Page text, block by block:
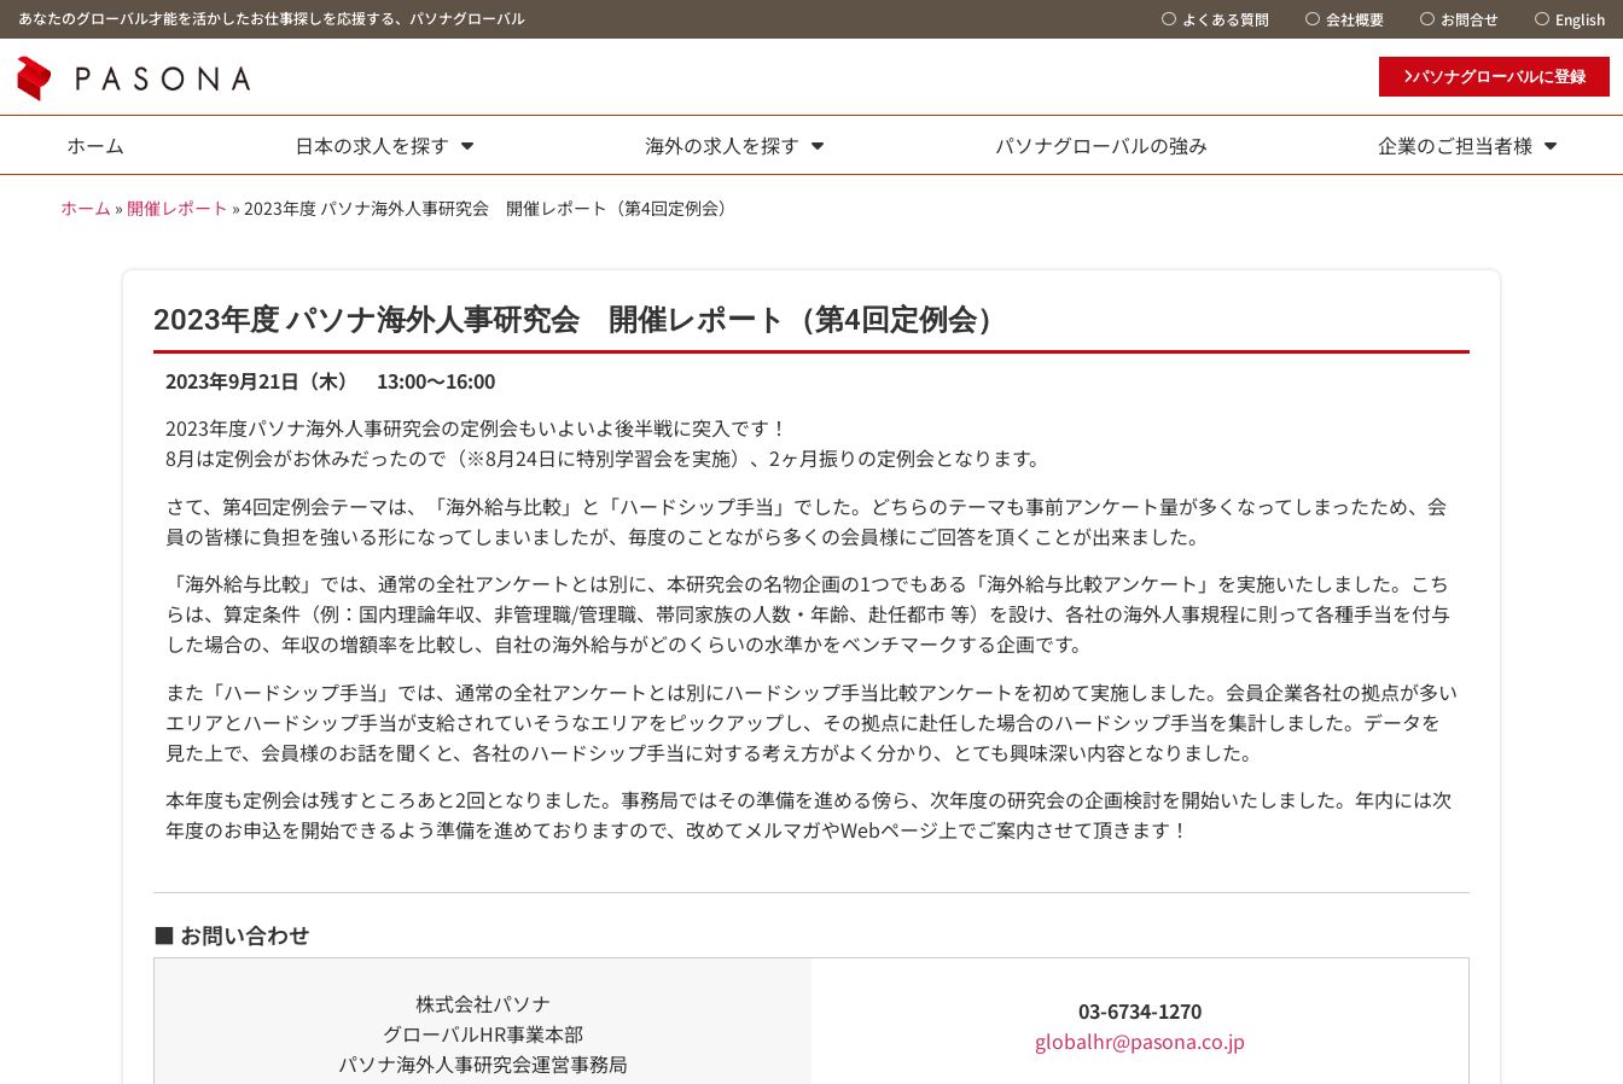
あなたのグローバル才能を活かしたお仕事探しを応援する、パソナグローバル よくある質問 会社概要 お問合せ English
パソナグローバルに登録
ホーム 日本の求人を探す 海外の求人を探す パソナグローバルの強み 企業のご担当者様
ホーム » 開催レポート » 2023年度 パソナ海外人事研究会 開催レポート（第4回定例会）
2023年度 パソナ海外人事研究会 開催レポート（第4回定例会）
2023年9月21日（木） 13:00～16:00
2023年度パソナ海外人事研究会の定例会もいよいよ後半戦に突入です！
8月は定例会がお休みだったので（※8月24日に特別学習会を実施）、2ヶ月振りの定例会となります。
さて、第4回定例会テーマは、「海外給与比較」と「ハードシップ手当」でした。どちらのテーマも事前アンケート量が多くなってしまったため、会
員の皆様に負担を強いる形になってしまいましたが、毎度のことながら多くの会員様にご回答を頂くことが出来ました。
「海外給与比較」では、通常の全社アンケートとは別に、本研究会の名物企画の1つでもある「海外給与比較アンケート」を実施いたしました。こち
らは、算定条件（例：国内理論年収、非管理職/管理職、帯同家族の人数・年齢、赴任都市 等）を設け、各社の海外人事規程に則って各種手当を付与
した場合の、年収の増額率を比較し、自社の海外給与がどのくらいの水準かをベンチマークする企画です。
また「ハードシップ手当」では、通常の全社アンケートとは別にハードシップ手当比較アンケートを初めて実施しました。会員企業各社の拠点が多い
エリアとハードシップ手当が支給されていそうなエリアをピックアップし、その拠点に赴任した場合のハードシップ手当を集計しました。データを
見た上で、会員様のお話を聞くと、各社のハードシップ手当に対する考え方がよく分かり、とても興味深い内容となりました。
本年度も定例会は残すところあと2回となりました。事務局ではその準備を進める傍ら、次年度の研究会の企画検討を開始いたしました。年内には次
年度のお申込を開始できるよう準備を進めておりますので、改めてメルマガやWebページ上でご案内させて頂きます！
■ お問い合わせ
株式会社パソナ
グローバルHR事業本部
パソナ海外人事研究会運営事務局
03-6734-1270
globalhr@pasona.co.jp